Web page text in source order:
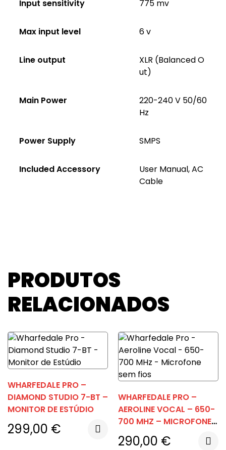
Input sensitivity 775 mv
Max input level 6 v
Line output
XLR (Balanced O
ut)
Main Power
220-240 V 50/60
Hz
Power Supply SMPS
Included Accessory
User Manual, AC
Cable
PRODUTOS
RELACIONADOS
WHARFEDALE PRO –
DIAMOND STUDIO 7-BT –
MONITOR DE ESTÚDIO
299,00 €
WHARFEDALE PRO –
AEROLINE VOCAL – 650-
700 MHZ – MICROFONE
SEM FIOS
290,00 €